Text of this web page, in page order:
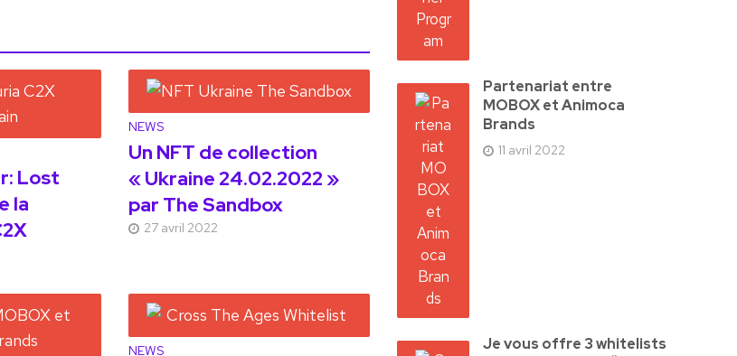
Lost
la
NEWS
Un NFT de collection
« Ukraine 24.02.2022 »
par The Sandbox
27 avril 2022
NEWS
Partenariat entre
MOBOX et Animoca
Brands
11 avril 2022
Je vous offre 3 whitelists